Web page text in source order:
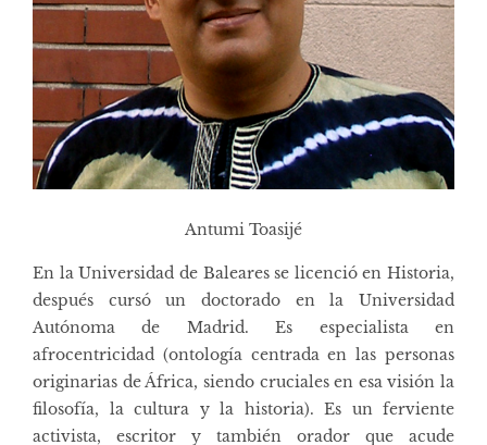
Antumi Toasijé
En la Universidad de Baleares se licenció en Historia,
después cursó un doctorado en la Universidad
Autónoma de Madrid. Es especialista en
afrocentricidad (ontología centrada en las personas
originarias de África, siendo cruciales en esa visión la
filosofía, la cultura y la historia). Es un ferviente
activista, escritor y también orador que acude